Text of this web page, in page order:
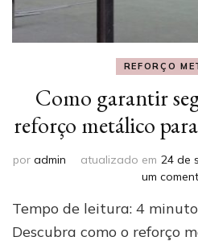
REFORÇO
Como garantir
reforço metálico
por admin atualizado em 24 de
um
Tempo de leitura: 4
Descubra como o reforço